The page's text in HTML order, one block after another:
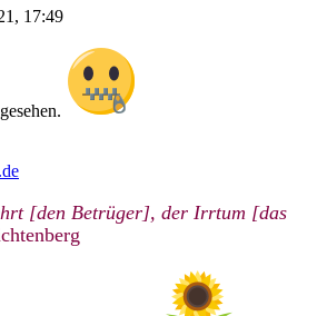
17:49
[den Betrüger], der Irrtum [das